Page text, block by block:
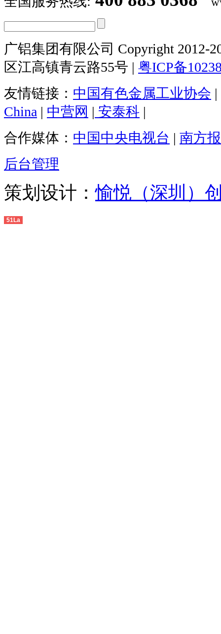
广铝集团有限公司 Copyright 2012-
区江高镇青云路55号 | 粤ICP备
友情链接： 中国有色金属工业协会 |
China | 中营网 | 安泰科 |
合作媒体： 中国中央电视台 | 南方
后台管理
策划设计：愉悦（深圳）
51La